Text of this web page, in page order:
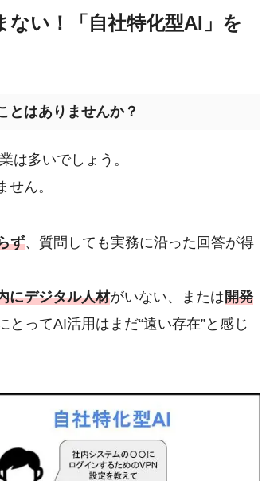
ない！「自社特化型AI」を
はありませんか？
は多いでしょう。
ん。
ず、質問しても実務に沿った回答が得
にデジタル人材がいない、または開発
ってAI活用はまだ“遠い存在”と感じ